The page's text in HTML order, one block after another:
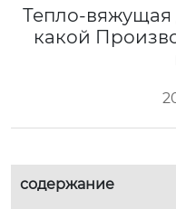
Тепло-вяжущая
какой
содержание